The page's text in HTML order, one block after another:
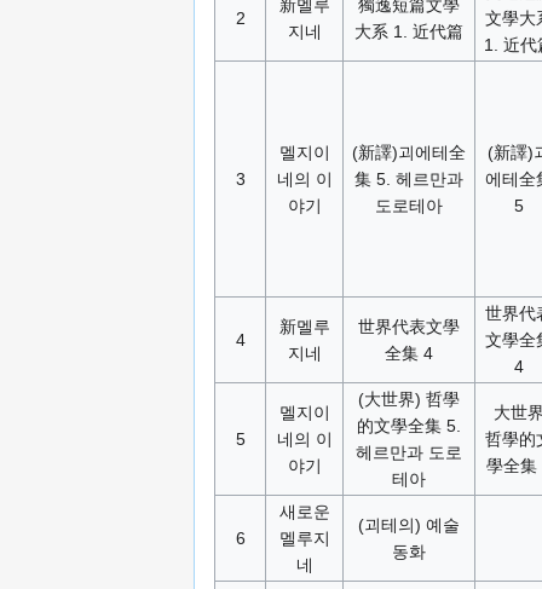
2
新멜루
지네
獨逸短篇文學
大系 1. 近代篇
文學大
1. 近代
3
멜지이
네의 이
야기
(新譯)괴에테全
集 5. 헤르만과
도로테아
(新譯)
에테全
5
4
新멜루
지네
世界代表文學
全集 4
世界代
文學全
4
5
멜지이
네의 이
야기
(大世界) 哲學
的文學全集 5.
헤르만과 도로
테아
大世
哲學的
學全集
6
새로운
멜루지
네
(괴테의) 예술
동화